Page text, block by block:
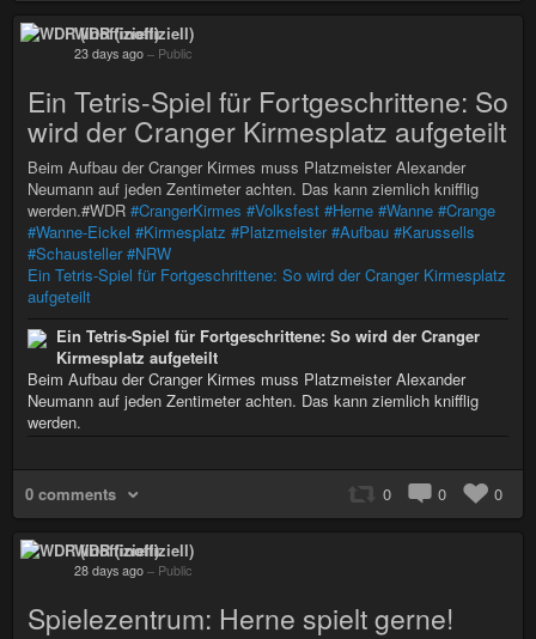
WDR (inoffiziell)
23 days ago – Public
Ein Tetris-Spiel für Fortgeschrittene: So
wird der Cranger Kirmesplatz aufgeteilt
Beim Aufbau der Cranger Kirmes muss Platzmeister Alexander
Neumann auf jeden Zentimeter achten. Das kann ziemlich knifflig
werden.#WDR #CrangerKirmes #Volksfest #Herne #Wanne #Crange
#Wanne-Eickel #Kirmesplatz #Platzmeister #Aufbau #Karussells
#Schausteller #NRW
Ein Tetris-Spiel für Fortgeschrittene: So wird der Cranger Kirmesplatz
aufgeteilt
Ein Tetris-Spiel für Fortgeschrittene: So wird der Cranger
Kirmesplatz aufgeteilt
Beim Aufbau der Cranger Kirmes muss Platzmeister Alexander
Neumann auf jeden Zentimeter achten. Das kann ziemlich knifflig
werden.
0 comments 0 0 0
WDR (inoffiziell)
28 days ago – Public
Spielezentrum: Herne spielt gerne!